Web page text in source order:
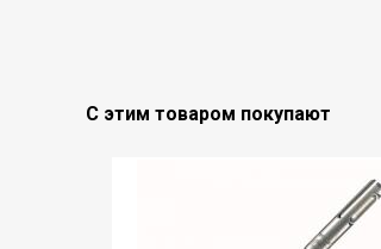
С этим товаром покупают